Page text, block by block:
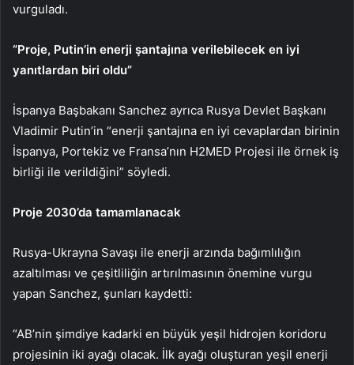
vurguladı.
“Proje, Putin’in enerji şantajına verilebilecek en iyi
yanıtlardan biri oldu”
İspanya Başbakanı Sanchez ayrıca Rusya Devlet Başkanı
Vladimir Putin’in “enerji şantajına en iyi cevaplardan birinin
İspanya, Portekiz ve Fransa’nın H2MED Projesi ile örnek iş
birliği ile verildiğini” söyledi.
Proje 2030’da tamamlanacak
Rusya-Ukrayna Savaşı ile enerji arzında bağımlılığın
azaltılması ve çeşitliliğin artırılmasının önemine vurgu
yapan Sanchez, şunları kaydetti:
“AB’nin şimdiye kadarki en büyük yeşil hidrojen koridoru
projesinin iki ayağı olacak. İlk ayağı oluşturan yeşil enerji